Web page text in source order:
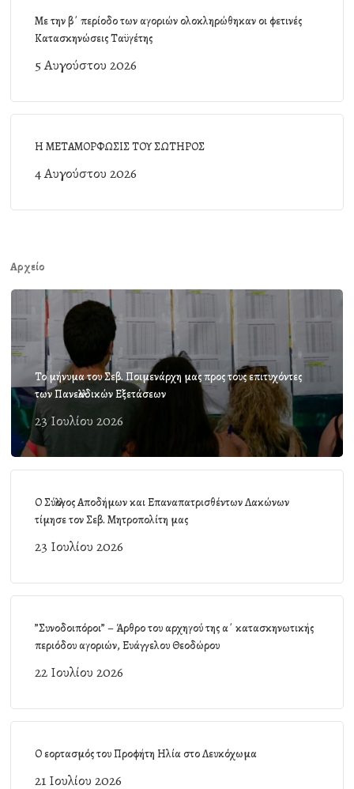
Με την β΄ περίοδο των αγοριών ολοκληρώθηκαν οι φετινές
Κατασκηνώσεις Ταϋγέτης
5 Αυγούστου 2026
Η ΜΕΤΑΜΟΡΦΩΣΙΣ ΤΟΥ ΣΩΤΗΡΟΣ
4 Αυγούστου 2026
Αρχείο
Το μήνυμα του Σεβ. Ποιμενάρχη μας προς τους επιτυχόντες
των Πανελλαδικών Εξετάσεων
23 Ιουλίου 2026
Ο Σύλλογος Αποδήμων και Επαναπατρισθέντων Λακώνων
τίμησε τον Σεβ. Μητροπολίτη μας
23 Ιουλίου 2026
”Συνοδοιπόροι” – Άρθρο του αρχηγού της α΄ κατασκηνωτικής
περιόδου αγοριών, Ευάγγελου Θεοδώρου
22 Ιουλίου 2026
Ο εορτασμός του Προφήτη Ηλία στο Λευκόχωμα
21 Ιουλίου 2026